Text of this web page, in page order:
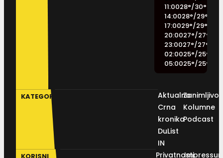
11:0028°/30°
14:0028°/29°
17:0029°/29°
20:0027°/27°
23:0027°/27°
02:0025°/25°
05:0025°/25°
KATEGORIJE
Aktualno
Crna
kronika
DuList
IN
Kolumne
Podcast
Privatnosti